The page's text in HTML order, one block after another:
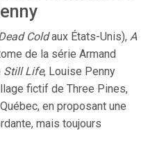
Coldaux États-Unis), A
de la série Armand
Still Life, Louise Penny
fictif de Three Pines,
en proposant une
mais toujours